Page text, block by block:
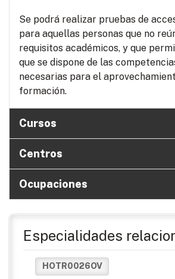
Se podrá realizar pruebas de
para aquellas personas que no
requisitos académicos, y que
que se dispone de las
necesarias para el
formación.
Cursos
Centros
Ocupaciones
Especialidades
HOTR0026OV